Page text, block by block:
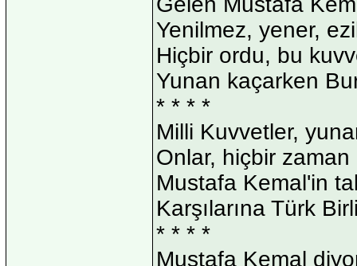
Yenilmez, yener,
Hiçbir ordu, bu
Yunan kaçarken
* * * *
Milli Kuvvetler,
Onlar, hiçbir
Mustafa Kemal'in
Karşılarına Türk
* * * *
Mustafa Kemal